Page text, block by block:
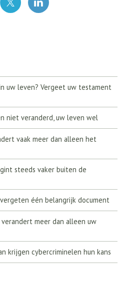
uw leven? Vergeet uw testament
niet veranderd, uw leven wel
vaak meer dan alleen het
steeds vaker buiten de
één belangrijk document
meer dan alleen uw
krijgen cybercriminelen hun kans